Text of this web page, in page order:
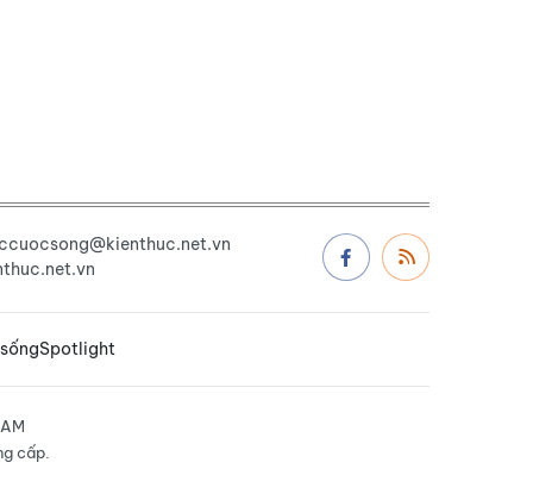
Spotlight
cấp.